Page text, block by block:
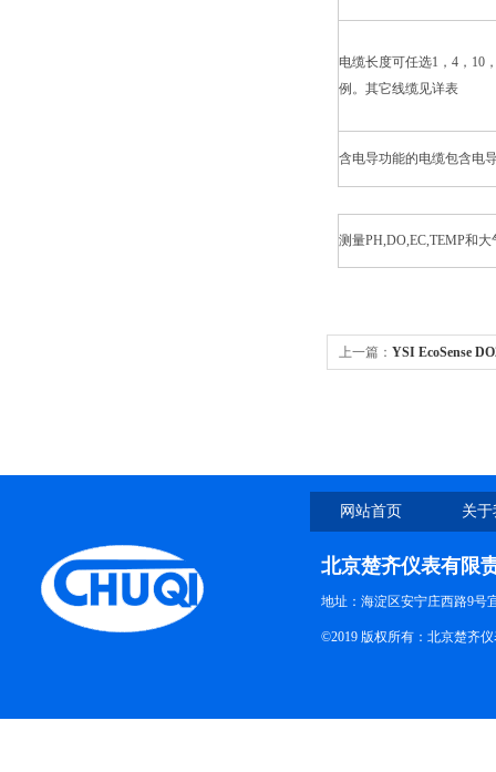
电缆长度可任选1，4，10
例。其它线缆见详表
含电导功能的电缆包含电
测量PH,DO,EC,TEMP和
上一篇： YSI EcoSense
网站首页 关
北京楚齐仪表有限
地址：海淀区安宁庄西路9号
©2019 版权所有：北京楚齐